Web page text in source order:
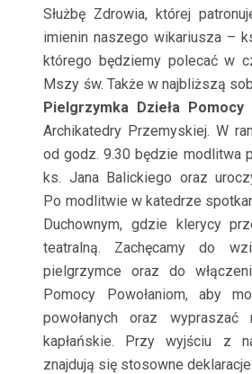
Służbę Zdrowia, której
imienin naszego wikariusza –
którego będziemy polecać w
Mszy św. Także w najbliższą
Pielgrzymka Dzieła Pomocy
Archikatedry Przemyskiej. W
od godz. 9.30 będzie modlitwa
ks. Jana Balickiego oraz
Po modlitwie w katedrze
Duchownym, gdzie klerycy
teatralną. Zachęcamy do
pielgrzymce oraz do
Pomocy Powołaniom, aby
powołanych oraz wypraszać
kapłańskie. Przy wyjściu z
znajdują się stosowne deklaracje.